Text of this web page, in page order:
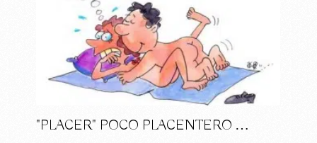
"PLACER" POCO PLACENTERO …